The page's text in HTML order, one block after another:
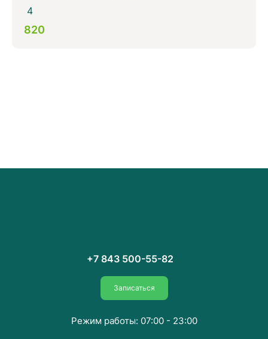
4
820
+7 843 500-55-82
Записаться
Режим работы: 07:00 - 23:00